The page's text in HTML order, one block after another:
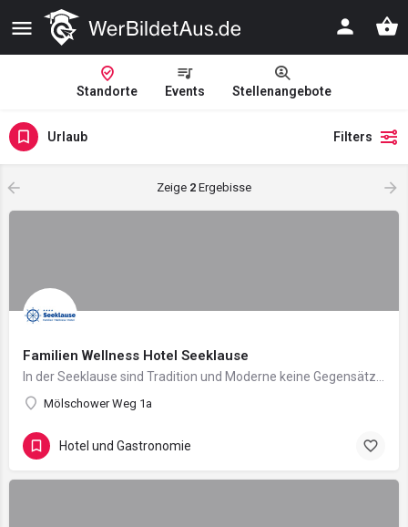
Standorte Events Stellenangebote
Urlaub Filters
Zeige 2 Ergebisse
Familien Wellness Hotel Seeklause
Mölschower Weg 1a
Hotel und Gastronomie